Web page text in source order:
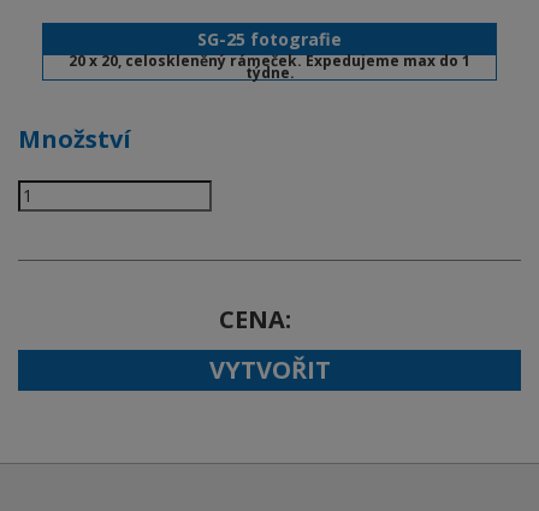
SG-25 fotografie
20 x 20, celoskleněný rámeček. Expedujeme max do 1
týdne.
Množství
CENA
VYTVOŘIT